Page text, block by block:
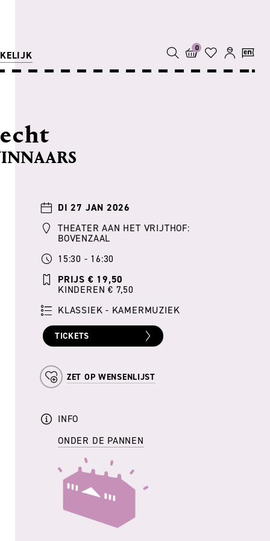
0
DI 27 JAN 2026
THEATER AAN HET VRIJTHOF:
BOVENZAAL
15:30 - 16:30
PRIJS € 19,50
KINDEREN € 7,50
KLASSIEK - KAMERMUZIEK
TICKETS
ZET OP WENSENLIJST
INFO
ONDER DE PANNEN